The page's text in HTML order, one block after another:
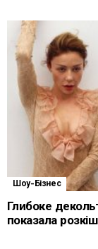
Шоу-Бізнес
Глибоке
показала